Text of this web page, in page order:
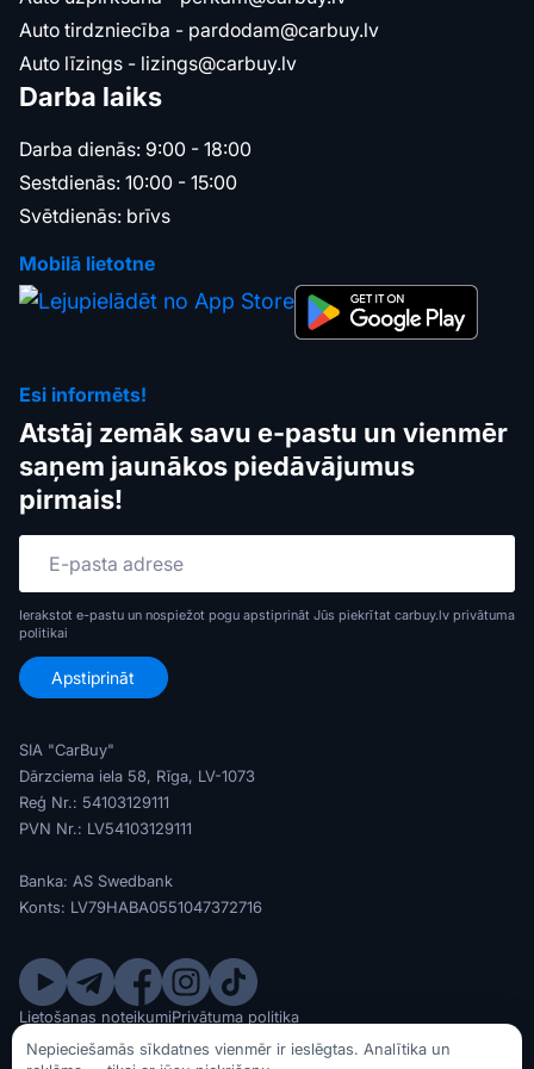
Auto tirdzniecība - pardodam@carbuy.lv
Auto līzings - lizings@carbuy.lv
Darba laiks
Darba dienās: 9:00 - 18:00
Sestdienās: 10:00 - 15:00
Svētdienās: brīvs
Mobilā lietotne
Esi informēts!
Atstāj zemāk savu e-pastu un vienmēr
saņem jaunākos piedāvājumus
pirmais!
Ierakstot e-pastu un nospiežot pogu apstiprināt Jūs piekrītat carbuy.lv privātuma
politikai
SIA "CarBuy"
Dārzciema iela 58, Rīga, LV-1073
Reģ Nr.: 54103129111
PVN Nr.: LV54103129111
Banka: AS Swedbank
Konts: LV79HABA0551047372716
© SIA CarBuy 2020 - 2026
Lietošanas noteikumiPrivātuma politika
Nepieciešamās sīkdatnes vienmēr ir ieslēgtas. Analītika un